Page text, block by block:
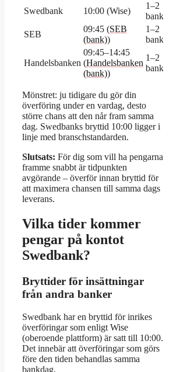
Swedbank
10:00 (Wise)
1–2
bankdagar
SEB
09:45 (SEB
(bank))
1–2
bankdagar
Handelsbanken
09:45–14:45
(Handelsbanken
(bank))
1–2
bankdagar
Mönstret: ju tidigare du gör din
överföring under en vardag, desto
större chans att den når fram samma
dag. Swedbanks bryttid 10:00 ligger i
linje med branschstandarden.
Slutsats: För dig som vill ha pengarna
framme snabbt är tidpunkten
avgörande – överför innan bryttid för
att maximera chansen till samma dags
leverans.
Vilka tider kommer
pengar på kontot
Swedbank?
Bryttider för insättningar
från andra banker
Swedbank har en bryttid för inrikes
överföringar som enligt Wise
(oberoende plattform) är satt till 10:00.
Det innebär att överföringar som görs
före den tiden behandlas samma
bankdag.